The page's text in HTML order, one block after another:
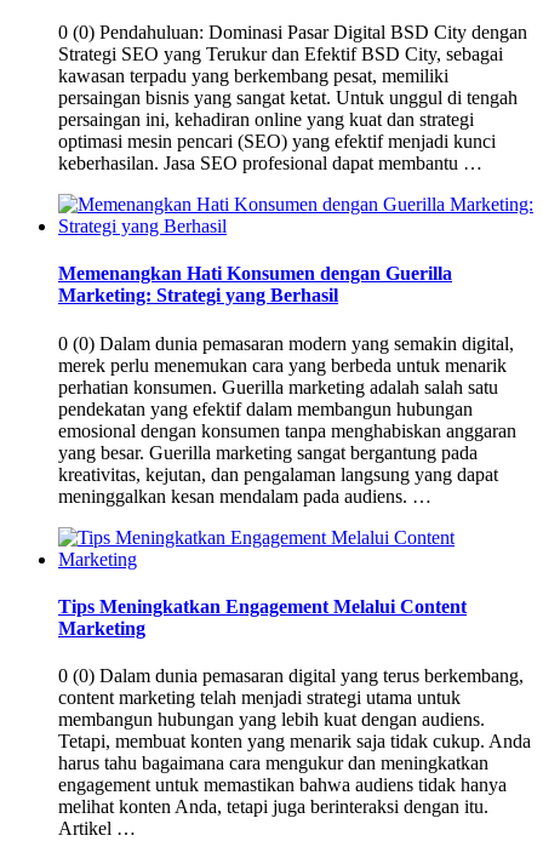
0 (0) Pendahuluan: Dominasi Pasar Digital BSD City dengan
Strategi SEO yang Terukur dan Efektif BSD City, sebagai
kawasan terpadu yang berkembang pesat, memiliki
persaingan bisnis yang sangat ketat. Untuk unggul di tengah
persaingan ini, kehadiran online yang kuat dan strategi
optimasi mesin pencari (SEO) yang efektif menjadi kunci
keberhasilan. Jasa SEO profesional dapat membantu …
Memenangkan Hati Konsumen dengan Guerilla
Marketing: Strategi yang Berhasil
0 (0) Dalam dunia pemasaran modern yang semakin digital,
merek perlu menemukan cara yang berbeda untuk menarik
perhatian konsumen. Guerilla marketing adalah salah satu
pendekatan yang efektif dalam membangun hubungan
emosional dengan konsumen tanpa menghabiskan anggaran
yang besar. Guerilla marketing sangat bergantung pada
kreativitas, kejutan, dan pengalaman langsung yang dapat
meninggalkan kesan mendalam pada audiens. …
Tips Meningkatkan Engagement Melalui Content
Marketing
0 (0) Dalam dunia pemasaran digital yang terus berkembang,
content marketing telah menjadi strategi utama untuk
membangun hubungan yang lebih kuat dengan audiens.
Tetapi, membuat konten yang menarik saja tidak cukup. Anda
harus tahu bagaimana cara mengukur dan meningkatkan
engagement untuk memastikan bahwa audiens tidak hanya
melihat konten Anda, tetapi juga berinteraksi dengan itu.
Artikel …